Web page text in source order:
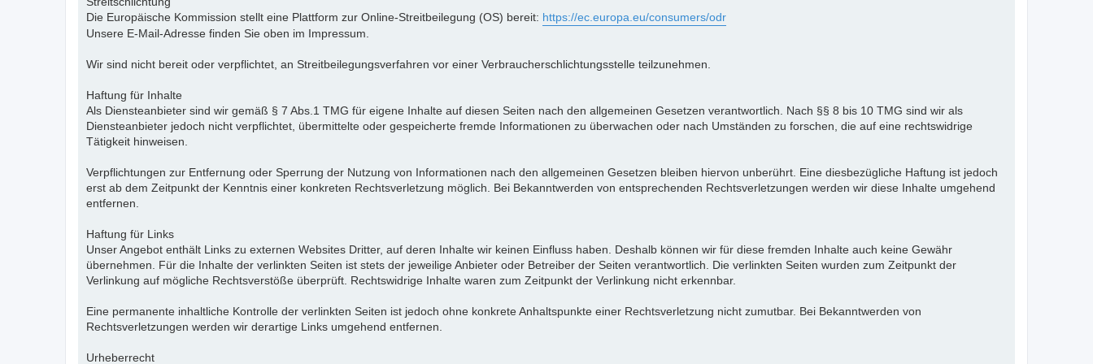
Die Europäische Kommission stellt eine Plattform zur Online-Streitbeilegung (OS) bereit: https://ec.europa.eu/consumers/odr
Unsere E-Mail-Adresse finden Sie oben im Impressum.
Wir sind nicht bereit oder verpflichtet, an Streitbeilegungsverfahren vor einer Verbraucherschlichtungsstelle teilzunehmen.
Haftung für Inhalte
Als Diensteanbieter sind wir gemäß § 7 Abs.1 TMG für eigene Inhalte auf diesen Seiten nach den allgemeinen Gesetzen verantwortlich. Nach §§ 8 bis 10 TMG sind wir als
Diensteanbieter jedoch nicht verpflichtet, übermittelte oder gespeicherte fremde Informationen zu überwachen oder nach Umständen zu forschen, die auf eine rechtswidrige
Tätigkeit hinweisen.
Verpflichtungen zur Entfernung oder Sperrung der Nutzung von Informationen nach den allgemeinen Gesetzen bleiben hiervon unberührt. Eine diesbezügliche Haftung ist jedoch
erst ab dem Zeitpunkt der Kenntnis einer konkreten Rechtsverletzung möglich. Bei Bekanntwerden von entsprechenden Rechtsverletzungen werden wir diese Inhalte umgehend
entfernen.
Haftung für Links
Unser Angebot enthält Links zu externen Websites Dritter, auf deren Inhalte wir keinen Einfluss haben. Deshalb können wir für diese fremden Inhalte auch keine Gewähr
übernehmen. Für die Inhalte der verlinkten Seiten ist stets der jeweilige Anbieter oder Betreiber der Seiten verantwortlich. Die verlinkten Seiten wurden zum Zeitpunkt der
Verlinkung auf mögliche Rechtsverstöße überprüft. Rechtswidrige Inhalte waren zum Zeitpunkt der Verlinkung nicht erkennbar.
Eine permanente inhaltliche Kontrolle der verlinkten Seiten ist jedoch ohne konkrete Anhaltspunkte einer Rechtsverletzung nicht zumutbar. Bei Bekanntwerden von
Rechtsverletzungen werden wir derartige Links umgehend entfernen.
Urheberrecht